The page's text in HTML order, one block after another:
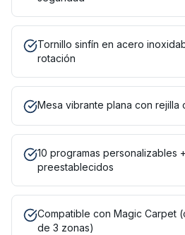
Tornillo sinfín en acero
rotación
Mesa vibrante plana con rejilla
10 programas personalizables
preestablecidos
Compatible con Magic Carpet
de 3 zonas)